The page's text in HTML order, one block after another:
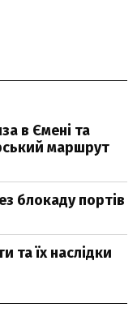
в Ємені та
маршрут
блокаду портів
та їх наслідки